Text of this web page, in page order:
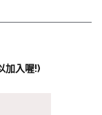
加入喔!)